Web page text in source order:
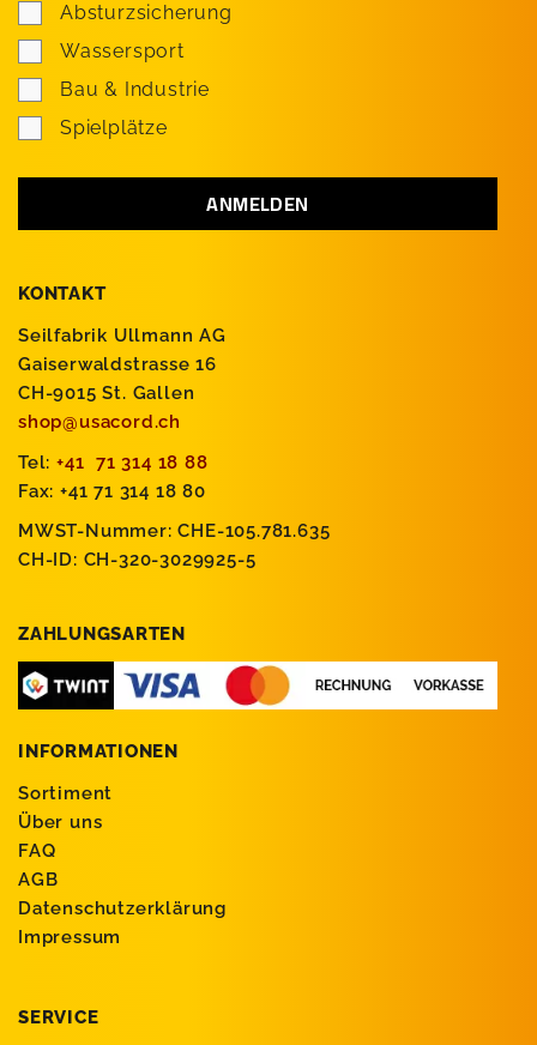
KONTAKT
Seilfabrik Ullmann AG
Gaiserwaldstrasse 16
CH-9015 St. Gallen
shop@usacord.ch
Tel: +41 71 314 18 88
Fax: +41 71 314 18 80
MWST-Nummer: CHE-105.781.635
CH-ID: CH-320-3029925-5
ZAHLUNGSARTEN
INFORMATIONEN
Sortiment
Über uns
FAQ
AGB
Datenschutzerklärung
Impressum
SERVICE
Absturzsicherung
Wassersport
Bau & Industrie
Spielplätze